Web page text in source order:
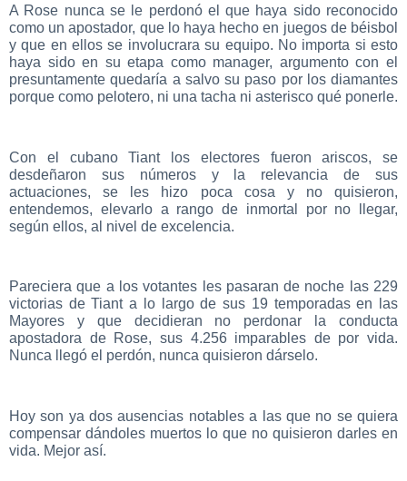
A Rose nunca se le perdonó el que haya sido reconocido
como un apostador, que lo haya hecho en juegos de béisbol
y que en ellos se involucrara su equipo. No importa si esto
haya sido en su etapa como manager, argumento con el
presuntamente quedaría a salvo su paso por los diamantes
porque como pelotero, ni una tacha ni asterisco qué ponerle.
Con el cubano Tiant los electores fueron ariscos, se
desdeñaron sus números y la relevancia de sus
actuaciones, se les hizo poca cosa y no quisieron,
entendemos, elevarlo a rango de inmortal por no llegar,
según ellos, al nivel de excelencia.
Pareciera que a los votantes les pasaran de noche las 229
victorias de Tiant a lo largo de sus 19 temporadas en las
Mayores y que decidieran no perdonar la conducta
apostadora de Rose, sus 4.256 imparables de por vida.
Nunca llegó el perdón, nunca quisieron dárselo.
Hoy son ya dos ausencias notables a las que no se quiera
compensar dándoles muertos lo que no quisieron darles en
vida. Mejor así.